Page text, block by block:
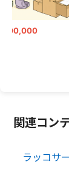
関連コン
ラッコサ